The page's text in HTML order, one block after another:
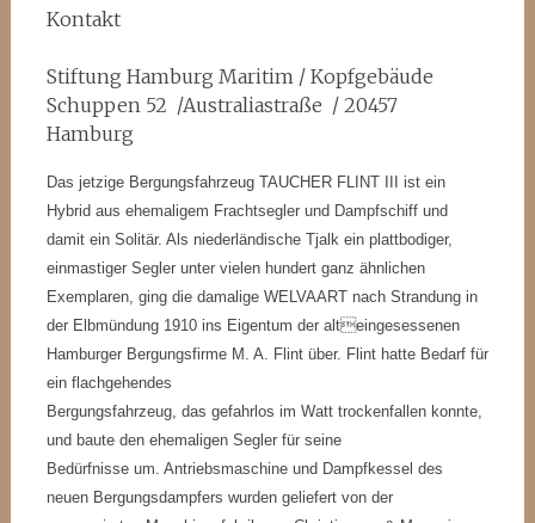
Kontakt
Stiftung Hamburg Maritim / Kopfgebäude
Schuppen 52 /Australiastraße / 20457
Hamburg
Das jetzige Bergungsfahrzeug TAUCHER FLINT III ist ein
Hybrid aus ehemaligem Frachtsegler und Dampfschiff und
damit ein Solitär. Als niederländische Tjalk ein plattbodiger,
einmastiger Segler unter vielen hundert ganz ähnlichen
Exemplaren, ging die damalige WELVAART nach Strandung in
der Elbmündung 1910 ins Eigentum der alteingesessenen
Hamburger Bergungsfirme M. A. Flint über. Flint hatte Bedarf für
ein flachgehendes
Bergungsfahrzeug, das gefahrlos im Watt trockenfallen konnte,
und baute den ehemaligen Segler für seine
Bedürfnisse um. Antriebsmaschine und Dampfkessel des
neuen Bergungsdampfers wurden geliefert von der